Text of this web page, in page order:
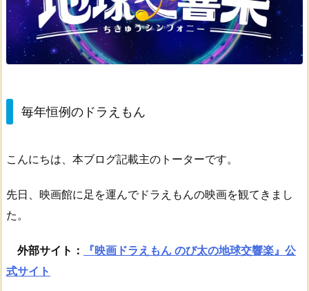
毎年恒例のドラえもん
こんにちは、本ブログ記載主のトーターです。
先日、映画館に足を運んでドラえもんの映画を観てきまし
た。
外部サイト：
『映画ドラえもん のび太の地球交響楽』公
式サイト